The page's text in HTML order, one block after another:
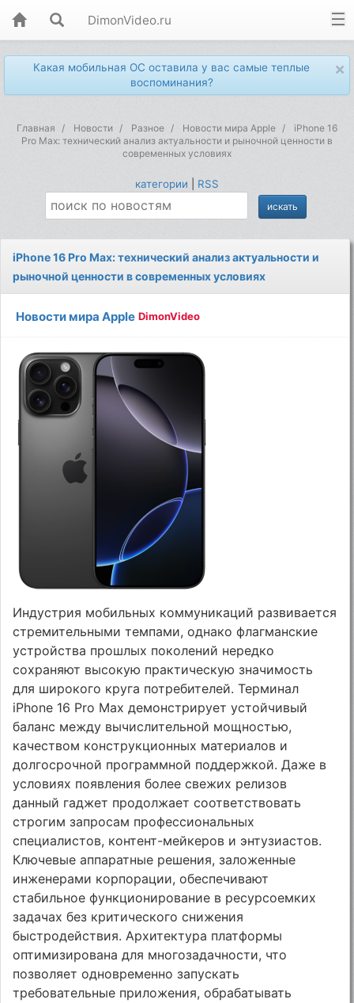
DimonVideo.ru
×
Какая мобильная ОС оставила у вас самые теплые
воспоминания?
Главная Новости Разное Новости мира Apple
iPhone 16
Pro Max: технический анализ актуальности и рыночной ценности в
современных условиях
категории RSS
iPhone 16 Pro Max: технический анализ актуальности и
рыночной ценности в современных условиях
Новости мира Apple DimonVideo
Индустрия мобильных коммуникаций развивается
стремительными темпами, однако флагманские
устройства прошлых поколений нередко
сохраняют высокую практическую значимость
для широкого круга потребителей. Терминал
iPhone 16 Pro Max демонстрирует устойчивый
баланс между вычислительной мощностью,
качеством конструкционных материалов и
долгосрочной программной поддержкой. Даже в
условиях появления более свежих релизов
данный гаджет продолжает соответствовать
строгим запросам профессиональных
специалистов, контент-мейкеров и энтузиастов.
Ключевые аппаратные решения, заложенные
инженерами корпорации, обеспечивают
стабильное функционирование в ресурсоемких
задачах без критического снижения
быстродействия. Архитектура платформы
оптимизирована для многозадачности, что
позволяет одновременно запускать
требовательные приложения, обрабатывать